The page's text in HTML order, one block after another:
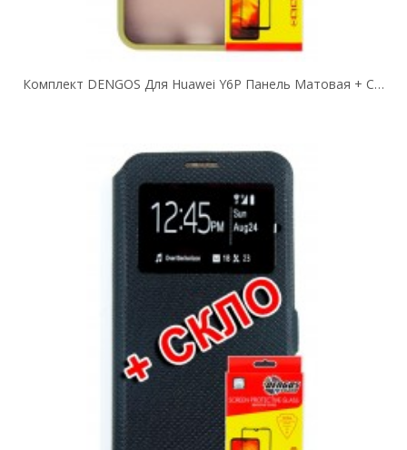
Комплект DENGOS Для Huawei Y6P Панель Матовая + Стекло Защитное (Green)...